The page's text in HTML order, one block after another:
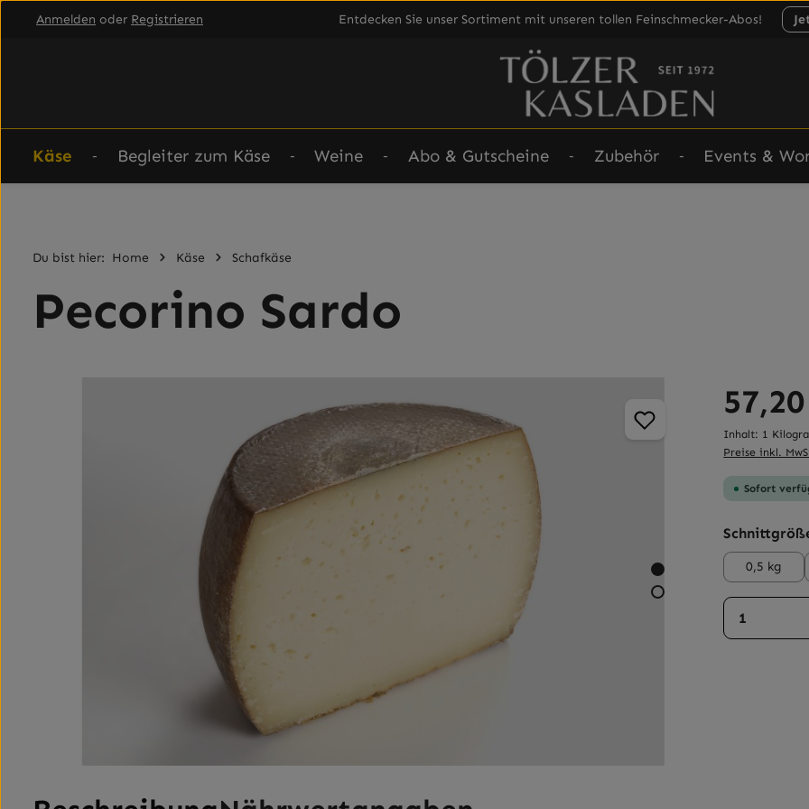
Hauptinhalt springen
Zur Hauptnavigation springen
Anmelden oder Registrieren Entdecken Sie unser Sortiment mit unseren tollen Feinschmecker-Abos!
Käse Begleiter zum Käse Weine Abo & Gutscheine Zubehör Events &
Du bist hier: Home Käse Schafkäse
Pecorino Sardo
Inhalt: 1
Preise inkl.
Sofort
0,5 kg
Produkt